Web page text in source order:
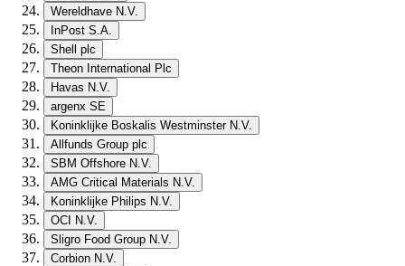
Wereldhave N.V.
InPost S.A.
Shell plc
Theon International Plc
Havas N.V.
argenx SE
Koninklijke Boskalis Westminster N.V.
Allfunds Group plc
SBM Offshore N.V.
AMG Critical Materials N.V.
Koninklijke Philips N.V.
OCI N.V.
Sligro Food Group N.V.
Corbion N.V.